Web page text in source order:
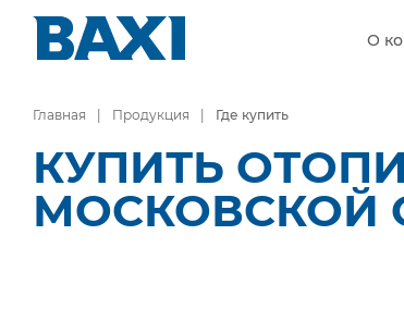
О
Главная Продукция Где купить
КУПИТЬ
МОСКОВСКОЙ